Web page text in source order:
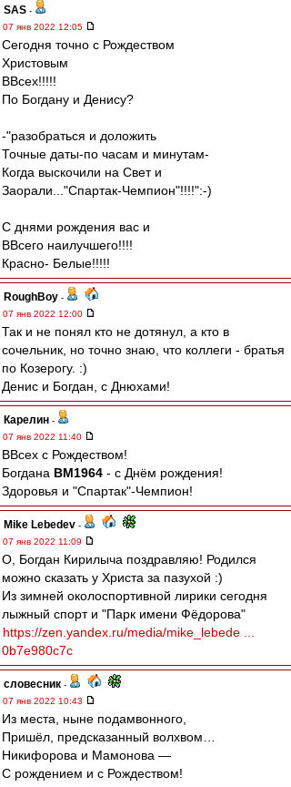
SAS -
07 янв 2022 12:05
Сегодня точно с Рождеством
Христовым
ВВсех!!!!!
По Богдану и Денису?
-"разобраться и доложить
Точные даты-по часам и минутам-
Когда выскочили на Свет и
Заорали..."Спартак-Чемпион"!!!!":-)
С днями рождения вас и
ВВсего наилучшего!!!!
Красно- Белые!!!!!
RoughBoy -
07 янв 2022 12:00
Так и не понял кто не дотянул, а кто в
сочельник, но точно знаю, что коллеги - братья
по Козерогу. :)
Денис и Богдан, с Днюхами!
Карелин -
07 янв 2022 11:40
ВВсех с Рождеством!
Богдана ВМ1964 - с Днём рождения!
Здоровья и "Спартак"-Чемпион!
Mike Lebedev -
07 янв 2022 11:09
О, Богдан Кирилыча поздравляю! Родился
можно сказать у Христа за пазухой :)
Из зимней околоспортивной лирики сегодня
лыжный спорт и "Парк имени Фёдорова"
https://zen.yandex.ru/media/mike_lebede ...
0b7e980c7c
словесник -
07 янв 2022 10:43
Из места, ныне подамвонного,
Пришёл, предсказанный волхвом…
Никифорова и Мамонова —
С рождением и с Рождеством!